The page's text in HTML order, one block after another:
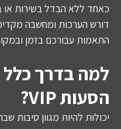
כאחד ללא הבדל בשירות או
דורש הערכות ומחשבה
התאמות עבורכם בזמן
למה בדרך כלל
הסעות VIP?